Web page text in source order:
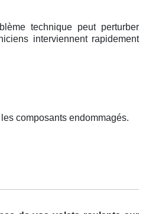
technique peut perturber
interviennent rapidement
composants endommagés.